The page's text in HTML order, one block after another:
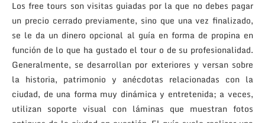
Los free tours son visitas guiadas por la que no debes pagar
un precio cerrado previamente, sino que una vez finalizado,
se le da un dinero opcional al guía en forma de propina en
función de lo que ha gustado el tour o de su profesionalidad.
Generalmente, se desarrollan por exteriores y versan sobre
la historia, patrimonio y anécdotas relacionadas con la
ciudad, de una forma muy dinámica y entretenida; a veces,
utilizan soporte visual con láminas que muestran fotos